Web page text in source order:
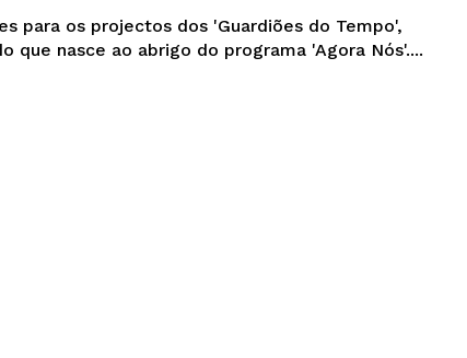
para os projectos dos 'Guardiões do Tempo',
que nasce ao abrigo do programa 'Agora Nós'....